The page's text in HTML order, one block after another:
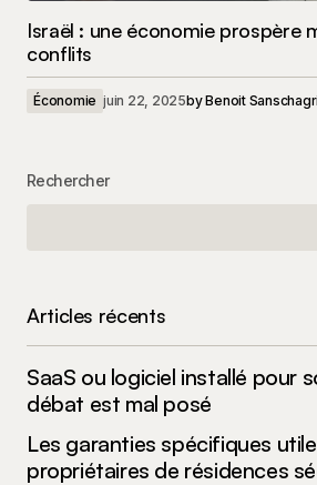
Israël : une économie prospère
conflits
Économie juin 22, 2025byBenoit
Rechercher
Articles récents
SaaS ou logiciel installé pour
débat est mal posé
Les garanties spécifiques
propriétaires de résidences